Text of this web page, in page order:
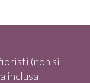
(non si
inclusa -